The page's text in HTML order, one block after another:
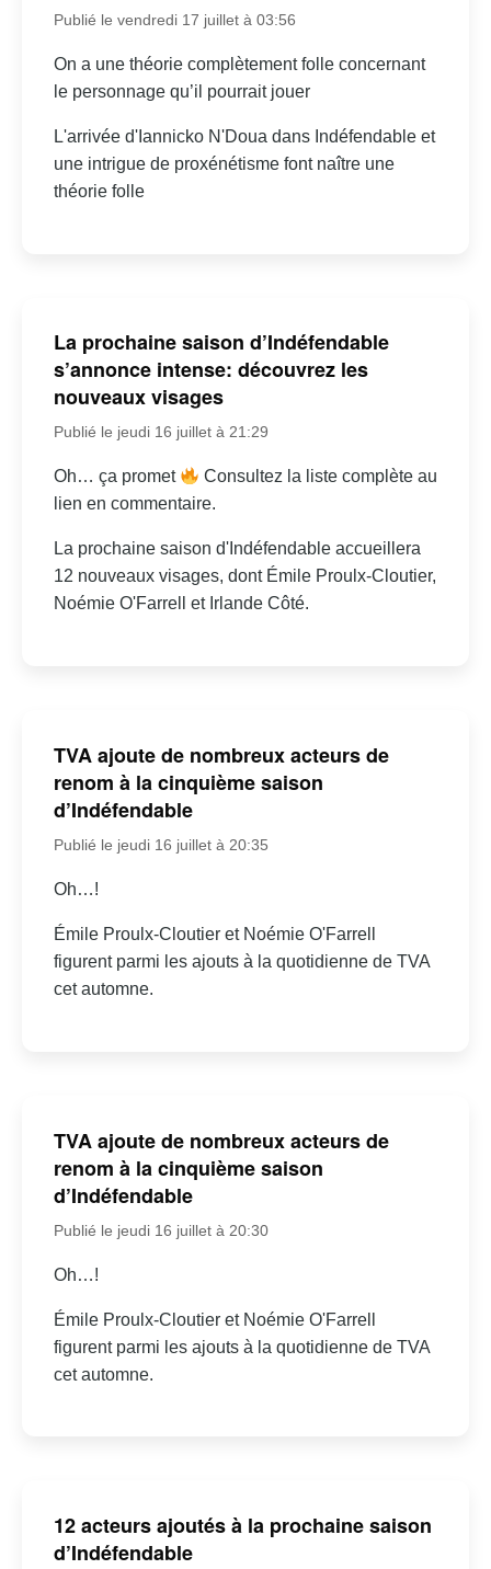
Publié le vendredi 17 juillet à 03:56
On a une théorie complètement folle concernant
le personnage qu’il pourrait jouer
L'arrivée d'Iannicko N'Doua dans Indéfendable et
une intrigue de proxénétisme font naître une
théorie folle
La prochaine saison d’Indéfendable
s’annonce intense: découvrez les
nouveaux visages
Publié le jeudi 16 juillet à 21:29
Oh… ça promet
Consultez la liste complète au
lien en commentaire.
La prochaine saison d'Indéfendable accueillera
12 nouveaux visages, dont Émile Proulx-Cloutier,
Noémie O'Farrell et Irlande Côté.
TVA ajoute de nombreux acteurs de
renom à la cinquième saison
d’Indéfendable
Publié le jeudi 16 juillet à 20:35
Oh…!
Émile Proulx-Cloutier et Noémie O'Farrell
figurent parmi les ajouts à la quotidienne de TVA
cet automne.
TVA ajoute de nombreux acteurs de
renom à la cinquième saison
d’Indéfendable
Publié le jeudi 16 juillet à 20:30
Oh…!
Émile Proulx-Cloutier et Noémie O'Farrell
figurent parmi les ajouts à la quotidienne de TVA
cet automne.
12 acteurs ajoutés à la prochaine saison
d’Indéfendable